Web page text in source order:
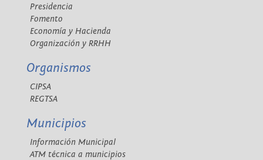
Presidencia
Fomento
Economía y Hacienda
Organización y RRHH
Organismos
CIPSA
REGTSA
Municipios
Información Municipal
ATM técnica a municipios